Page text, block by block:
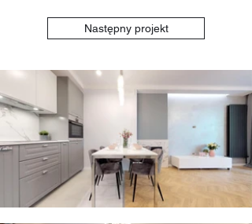
Następny projekt